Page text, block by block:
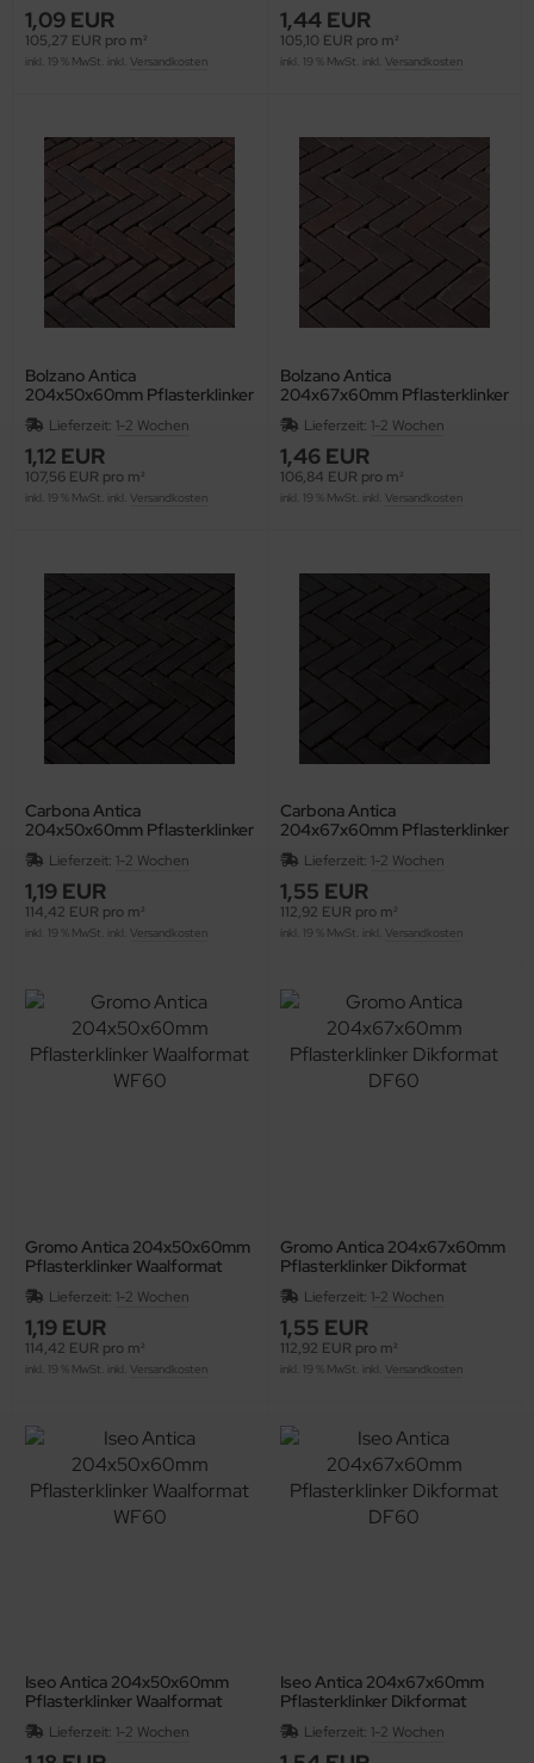
1,09 EUR
105,27 EUR pro m²
inkl. 19 % MwSt. inkl. Versandkosten
1,44 EUR
105,10 EUR pro m²
inkl. 19 % MwSt. inkl. Versandkosten
Bolzano Antica
204x50x60mm Pflasterklinker
Waalformat WF60
Lieferzeit: 1-2 Wochen
1,12 EUR
107,56 EUR pro m²
inkl. 19 % MwSt. inkl. Versandkosten
Bolzano Antica
204x67x60mm Pflasterklinker
Dikformat DF60
Lieferzeit: 1-2 Wochen
1,46 EUR
106,84 EUR pro m²
inkl. 19 % MwSt. inkl. Versandkosten
Carbona Antica
204x50x60mm Pflasterklinker
Waalformat WF60
Lieferzeit: 1-2 Wochen
1,19 EUR
114,42 EUR pro m²
inkl. 19 % MwSt. inkl. Versandkosten
Carbona Antica
204x67x60mm Pflasterklinker
Dikformat DF60
Lieferzeit: 1-2 Wochen
1,55 EUR
112,92 EUR pro m²
inkl. 19 % MwSt. inkl. Versandkosten
Gromo Antica 204x50x60mm
Pflasterklinker Waalformat
WF60
Lieferzeit: 1-2 Wochen
1,19 EUR
114,42 EUR pro m²
inkl. 19 % MwSt. inkl. Versandkosten
Gromo Antica 204x67x60mm
Pflasterklinker Dikformat
DF60
Lieferzeit: 1-2 Wochen
1,55 EUR
112,92 EUR pro m²
inkl. 19 % MwSt. inkl. Versandkosten
Iseo Antica 204x50x60mm
Pflasterklinker Waalformat
WF60
Lieferzeit: 1-2 Wochen
Iseo Antica 204x67x60mm
Pflasterklinker Dikformat
DF60
Lieferzeit: 1-2 Wochen